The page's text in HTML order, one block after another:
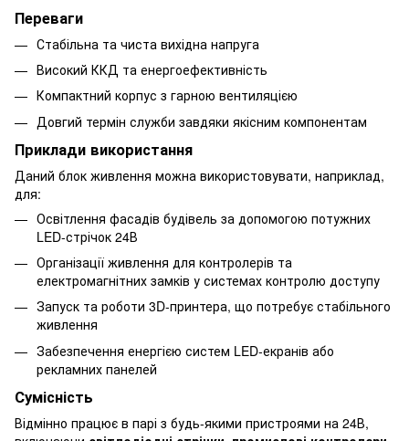
Переваги
Стабільна та чиста вихідна напруга
Високий ККД та енергоефективність
Компактний корпус з гарною вентиляцією
Довгий термін служби завдяки якісним компонентам
Приклади використання
Даний блок живлення можна використовувати, наприклад,
для:
Освітлення фасадів будівель за допомогою потужних
LED-стрічок 24В
Організації живлення для контролерів та
електромагнітних замків у системах контролю доступу
Запуск та роботи 3D-принтера, що потребує стабільного
живлення
Забезпечення енергією систем LED-екранів або
рекламних панелей
Сумісність
Відмінно працює в парі з будь-якими пристроями на 24В,